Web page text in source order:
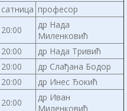
сатница професор
20:00
др Нада
Миленковић
20:00
др Нада Тривић
20:00
др Слађана Бодор
20:00
др Инес Ђокић
20:00
др Иван
Миленковић